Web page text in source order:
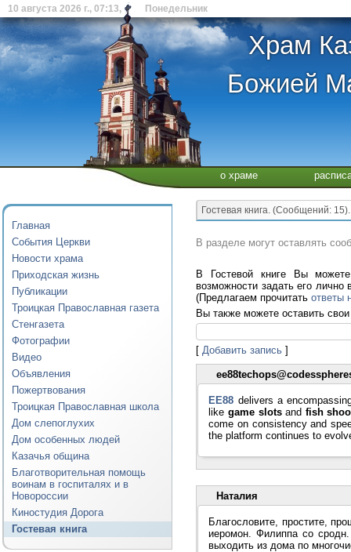
10 августа 2026 г., 07:13, Понедельник
Храм
Божией
о храме
Главная
События Церкви
Новости храма
Приходская жизнь
Публикации
Троицкая Православная газета
Стенгазета
Фотографии
Видео
Объявления
Пожертвования
Троицкая Православная школа
Дом слепоглухих
Дом особенных людей
Казачья община
Благотворительная помощь
воинам в госпиталях и в
Новороссии
Киностудия Дорога
Гостевая книга
Гостевая книга. (Cообщений: 15).
В разделе могут оставлять
В Гостевой книге Вы
возможности задать его лично
(Предлагаем прочитать ответы
Вы также можете оставить
[ Добавить запись ]
EE88 delivers a
like game slotsand fish
come on consistency and
the platform continues to
Наталия
Благословите, простите,
иеромон. Филиппа со
выходить из дома по